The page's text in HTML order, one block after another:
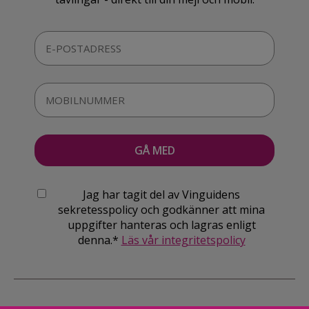
Jag har tagit del av Vinguidens
sekretesspolicy och godkänner att mina
uppgifter hanteras och lagras enligt
denna.* Läs vår integritetspolicy